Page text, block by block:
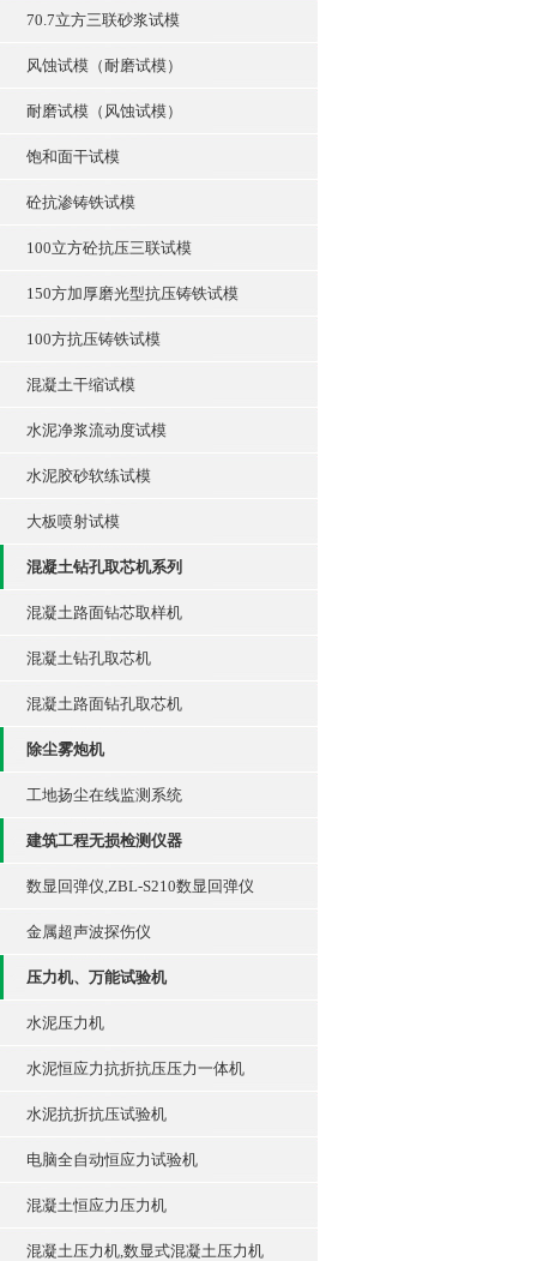
70.7立方三联砂浆试模
风蚀试模（耐磨试模）
耐磨试模（风蚀试模）
饱和面干试模
砼抗渗铸铁试模
100立方砼抗压三联试模
150方加厚磨光型抗压铸铁试模
100方抗压铸铁试模
混凝土干缩试模
水泥净浆流动度试模
水泥胶砂软练试模
大板喷射试模
混凝土钻孔取芯机系列
混凝土路面钻芯取样机
混凝土钻孔取芯机
混凝土路面钻孔取芯机
除尘雾炮机
工地扬尘在线监测系统
建筑工程无损检测仪器
数显回弹仪,ZBL-S210数显回弹仪
金属超声波探伤仪
压力机、万能试验机
水泥压力机
水泥恒应力抗折抗压压力一体机
水泥抗折抗压试验机
电脑全自动恒应力试验机
混凝土恒应力压力机
混凝土压力机,数显式混凝土压力机